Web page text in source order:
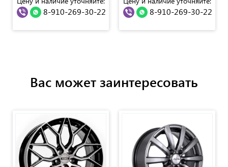
8-910-269-30-22 8-910-269-30-22
Вас может заинтересовать